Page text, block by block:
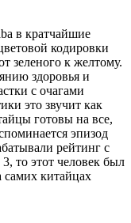
в кратчайшие
кодировки
зеленого к желтому.
здоровья и
с очагами
это звучит как
готовы на все,
эпизод
рейтинг с
то этот человек был
самих китайцах